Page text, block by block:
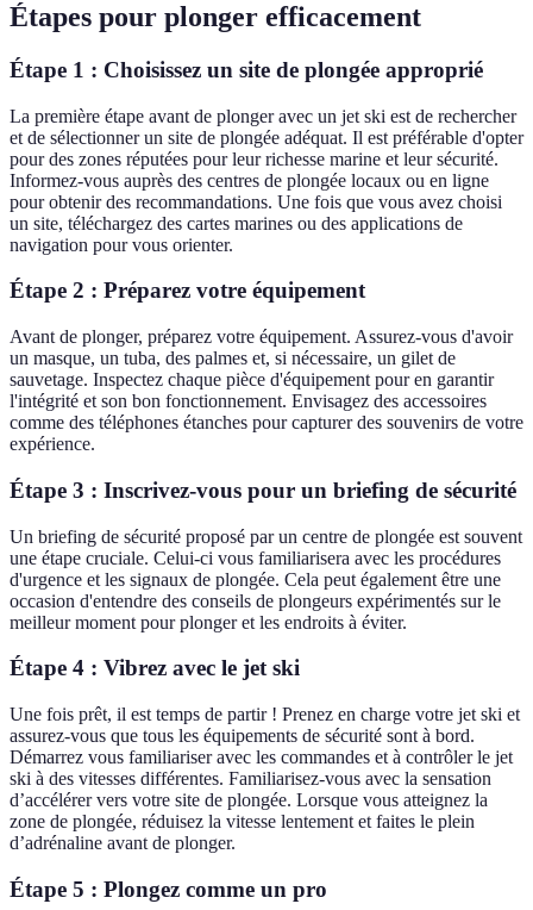
Étapes pour plonger efficacement
Étape 1 : Choisissez un site de plongée approprié
La première étape avant de plonger avec un jet ski est de rechercher
et de sélectionner un site de plongée adéquat. Il est préférable d'opter
pour des zones réputées pour leur richesse marine et leur sécurité.
Informez-vous auprès des centres de plongée locaux ou en ligne
pour obtenir des recommandations. Une fois que vous avez choisi
un site, téléchargez des cartes marines ou des applications de
navigation pour vous orienter.
Étape 2 : Préparez votre équipement
Avant de plonger, préparez votre équipement. Assurez-vous d'avoir
un masque, un tuba, des palmes et, si nécessaire, un gilet de
sauvetage. Inspectez chaque pièce d'équipement pour en garantir
l'intégrité et son bon fonctionnement. Envisagez des accessoires
comme des téléphones étanches pour capturer des souvenirs de votre
expérience.
Étape 3 : Inscrivez-vous pour un briefing de sécurité
Un briefing de sécurité proposé par un centre de plongée est souvent
une étape cruciale. Celui-ci vous familiarisera avec les procédures
d'urgence et les signaux de plongée. Cela peut également être une
occasion d'entendre des conseils de plongeurs expérimentés sur le
meilleur moment pour plonger et les endroits à éviter.
Étape 4 : Vibrez avec le jet ski
Une fois prêt, il est temps de partir ! Prenez en charge votre jet ski et
assurez-vous que tous les équipements de sécurité sont à bord.
Démarrez vous familiariser avec les commandes et à contrôler le jet
ski à des vitesses différentes. Familiarisez-vous avec la sensation
d’accélérer vers votre site de plongée. Lorsque vous atteignez la
zone de plongée, réduisez la vitesse lentement et faites le plein
d’adrénaline avant de plonger.
Étape 5 : Plongez comme un pro